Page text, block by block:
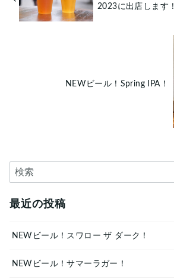
2023に出店します！
NEWビール！Spring IPA！
最近の投稿
NEWビール！スワロー ザ ダーク！
NEWビール！サマーラガー！